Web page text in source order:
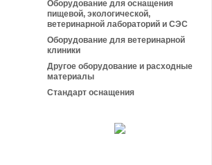
Оборудование для оснащения
пищевой, экологической,
ветеринарной лабораторий и СЭС
Оборудование для ветеринарной
клиники
Другое оборудование и расходные
материалы
Стандарт оснащения